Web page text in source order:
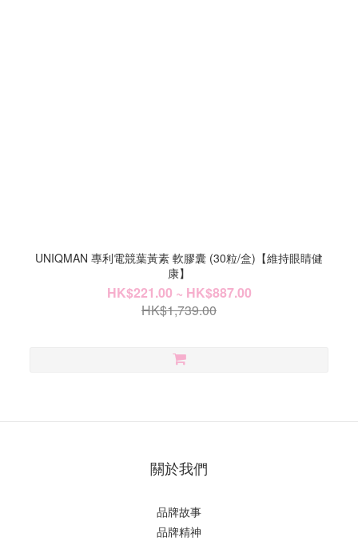
UNIQMAN 專利電競葉黃素 軟膠囊 (30粒/盒)【維持眼睛健
康】
HK$221.00 ~ HK$887.00
HK$1,739.00
關於我們
品牌故事
品牌精神